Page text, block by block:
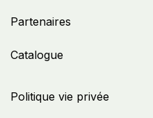
Politique vie privée
Partenaires
Catalogue